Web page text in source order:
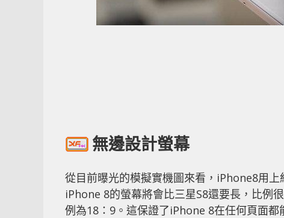
無邊設計螢幕
從目前曝光的模擬實機圖來看，iPhone8用上
iPhone 8的螢幕將會比三星S8還要長，比例
例為18：9。這保證了iPhone 8在任何頁面